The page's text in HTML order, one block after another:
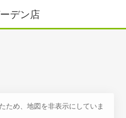
デン店
ため、地図を非表示にしていま